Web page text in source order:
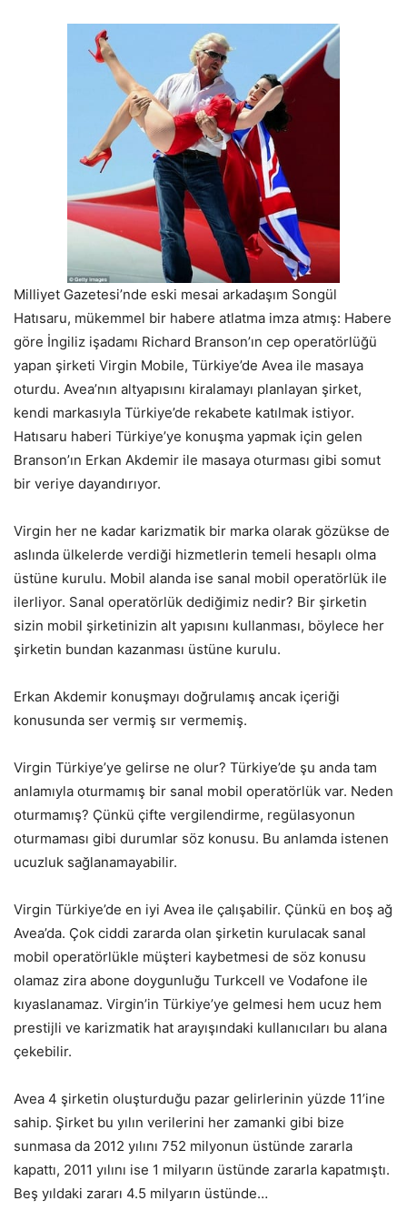
Milliyet Gazetesi’nde eski mesai arkadaşım Songül
Hatısaru, mükemmel bir habere atlatma imza atmış: Habere
göre İngiliz işadamı Richard Branson’ın cep operatörlüğü
yapan şirketi Virgin Mobile, Türkiye’de Avea ile masaya
oturdu. Avea’nın altyapısını kiralamayı planlayan şirket,
kendi markasıyla Türkiye’de rekabete katılmak istiyor.
Hatısaru haberi Türkiye’ye konuşma yapmak için gelen
Branson’ın Erkan Akdemir ile masaya oturması gibi somut
bir veriye dayandırıyor.
Virgin her ne kadar karizmatik bir marka olarak gözükse de
aslında ülkelerde verdiği hizmetlerin temeli hesaplı olma
üstüne kurulu. Mobil alanda ise sanal mobil operatörlük ile
ilerliyor. Sanal operatörlük dediğimiz nedir? Bir şirketin
sizin mobil şirketinizin alt yapısını kullanması, böylece her
şirketin bundan kazanması üstüne kurulu.
Erkan Akdemir konuşmayı doğrulamış ancak içeriği
konusunda ser vermiş sır vermemiş.
Virgin Türkiye’ye gelirse ne olur? Türkiye’de şu anda tam
anlamıyla oturmamış bir sanal mobil operatörlük var. Neden
oturmamış? Çünkü çifte vergilendirme, regülasyonun
oturmaması gibi durumlar söz konusu. Bu anlamda istenen
ucuzluk sağlanamayabilir.
Virgin Türkiye’de en iyi Avea ile çalışabilir. Çünkü en boş ağ
Avea’da. Çok ciddi zararda olan şirketin kurulacak sanal
mobil operatörlükle müşteri kaybetmesi de söz konusu
olamaz zira abone doygunluğu Turkcell ve Vodafone ile
kıyaslanamaz. Virgin’in Türkiye’ye gelmesi hem ucuz hem
prestijli ve karizmatik hat arayışındaki kullanıcıları bu alana
çekebilir.
Avea 4 şirketin oluşturduğu pazar gelirlerinin yüzde 11’ine
sahip. Şirket bu yılın verilerini her zamanki gibi bize
sunmasa da 2012 yılını 752 milyonun üstünde zararla
kapattı, 2011 yılını ise 1 milyarın üstünde zararla kapatmıştı.
Beş yıldaki zararı 4.5 milyarın üstünde…